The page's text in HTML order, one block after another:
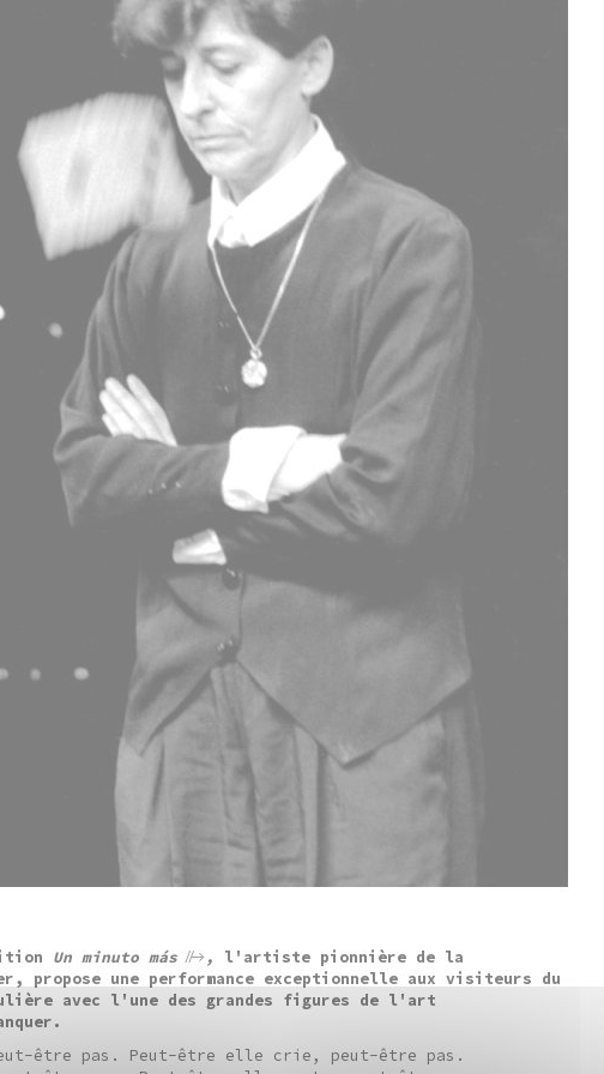
Un minuto más , l'artiste pionnière de la
propose une performance exceptionnelle aux visiteurs du
avec l'une des grandes figures de l'art
être pas. Peut-être elle crie, peut-être pas.